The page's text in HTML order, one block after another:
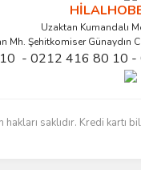
Uzaktan Kumandalı
Mh. Şehitkomiser Günaydın
- 0212 416 80 10
saklıdır. Kredi kartı